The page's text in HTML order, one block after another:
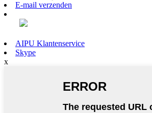
E-mail verzenden
AIPU Klantenservice
Skype
x